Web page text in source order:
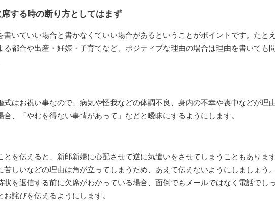
する時の断り方としてはまず
書いていい場合と書かなくていい場合があるということがポイントです。たとえ
る都合や出産・妊娠・子育てなど、ポジティブな理由の場合は理由を書いても
式はお祝い事なので、病気や怪我などの体調不良、身内の不幸や喪中などが理
合、「やむを得ない事情があって」などと曖昧にするようにします。
とを伝えると、新郎新婦に心配させて逆に気遣いをさせてしまうこともありま
苦しいなどの理由は角が立ってしまうため、あえて伝えないようにしましょう
状を返信する前に欠席がわかっている場合、面倒でもメールではなく電話でし
お詫びを伝えるようにします。